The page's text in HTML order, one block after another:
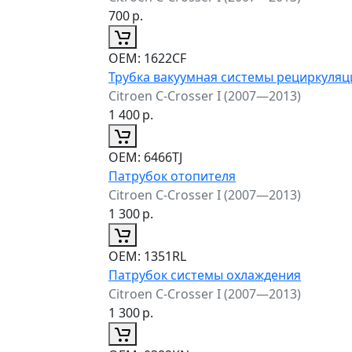
700р.
ОЕМ: 1622CF
Трубка вакуумная системы
Citroen C-Crosser I (2007—2013)
1 400р.
ОЕМ: 6466TJ
Патрубок отопителя
Citroen C-Crosser I (2007—2013)
1 300р.
ОЕМ: 1351RL
Патрубок системы охлаждения
Citroen C-Crosser I (2007—2013)
1 300р.